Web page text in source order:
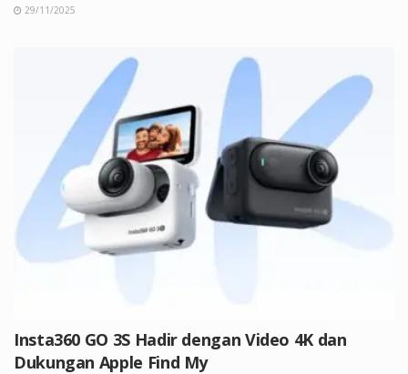
29/11/2025
Insta360 GO 3S Hadir dengan Video 4K dan
Dukungan Apple Find My